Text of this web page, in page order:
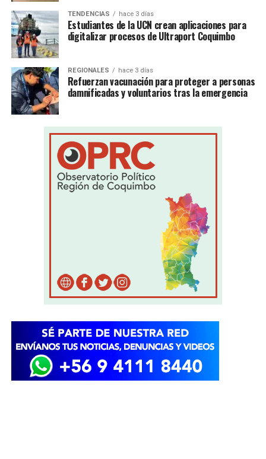
TENDENCIAS hace 3 días
Estudiantes de la UCN crean aplicaciones para
digitalizar procesos de Ultraport Coquimbo
REGIONALES hace 3 días
Refuerzan vacunación para proteger a personas
damnificadas y voluntarios tras la emergencia